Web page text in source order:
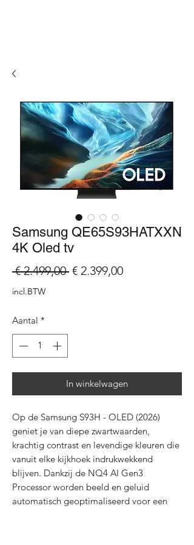
Samsung QE65S93HATXXN
4K Oled tv
€ 2.499,00 Normale
€ 2.399,00Verkoopprijs
incl.BTW
Aantal *
In winkelwagen
Op de Samsung S93H - OLED (2026)
geniet je van diepe zwartwaarden,
krachtig contrast en levendige kleuren die
vanuit elke kijkhoek indrukwekkend
blijven. Dankzij de NQ4 AI Gen3
Processor worden beeld en geluid
automatisch geoptimaliseerd voor een